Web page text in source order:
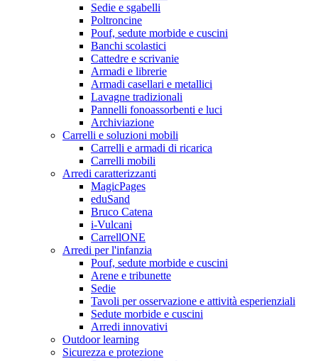
Sedie e sgabelli
Poltroncine
Pouf, sedute morbide e cuscini
Banchi scolastici
Cattedre e scrivanie
Armadi e librerie
Armadi casellari e metallici
Lavagne tradizionali
Pannelli fonoassorbenti e luci
Archiviazione
Carrelli e soluzioni mobili
Carrelli e armadi di ricarica
Carrelli mobili
Arredi caratterizzanti
MagicPages
eduSand
Bruco Catena
i-Vulcani
CarrellONE
Arredi per l'infanzia
Pouf, sedute morbide e cuscini
Arene e tribunette
Sedie
Tavoli per osservazione e attività esperienziali
Sedute morbide e cuscini
Arredi innovativi
Outdoor learning
Sicurezza e protezione